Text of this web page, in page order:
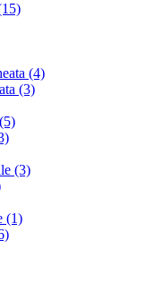
(4)
(3)
(3)
(1)